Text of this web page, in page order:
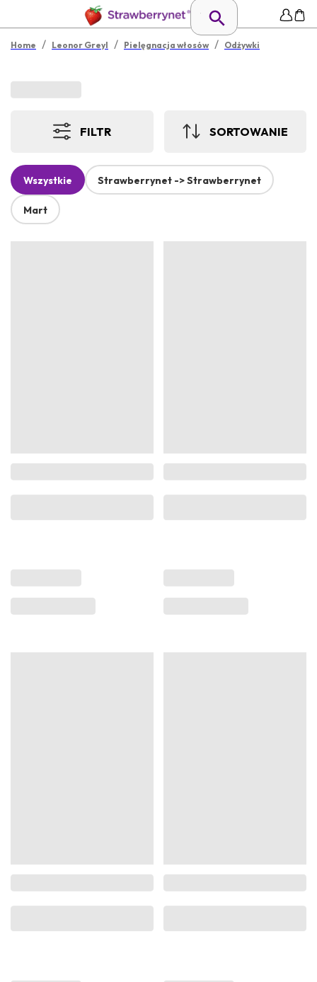
Home / Leonor Greyl / Pielęgnacja włosów / Odżywki
FILTR SORTOWANIE
Wszystkie Strawberrynet -> Strawberrynet
Mart